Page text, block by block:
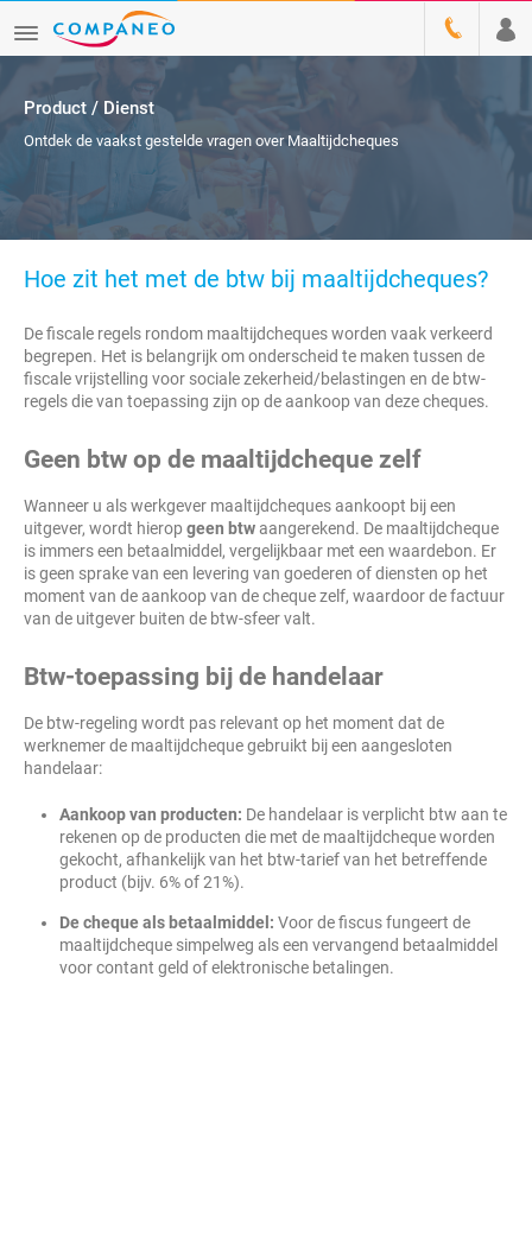
Product / Dienst
Ontdek de vaakst gestelde vragen over Maaltijdcheques
Hoe zit het met de btw bij maaltijdcheques?
De fiscale regels rondom maaltijdcheques worden vaak verkeerd
begrepen. Het is belangrijk om onderscheid te maken tussen de
fiscale vrijstelling voor sociale zekerheid/belastingen en de btw-
regels die van toepassing zijn op de aankoop van deze cheques.
Geen btw op de maaltijdcheque zelf
Wanneer u als werkgever maaltijdcheques aankoopt bij een
uitgever, wordt hierop geen btwaangerekend. De maaltijdcheque
is immers een betaalmiddel, vergelijkbaar met een waardebon. Er
is geen sprake van een levering van goederen of diensten op het
moment van de aankoop van de cheque zelf, waardoor de factuur
van de uitgever buiten de btw-sfeer valt.
Btw-toepassing bij de handelaar
De btw-regeling wordt pas relevant op het moment dat de
werknemer de maaltijdcheque gebruikt bij een aangesloten
handelaar:
Aankoop van producten: De handelaar is verplicht btw aan te
rekenen op de producten die met de maaltijdcheque worden
gekocht, afhankelijk van het btw-tarief van het betreffende
product (bijv. 6% of 21%).
De cheque als betaalmiddel: Voor de fiscus fungeert de
maaltijdcheque simpelweg als een vervangend betaalmiddel
voor contant geld of elektronische betalingen.